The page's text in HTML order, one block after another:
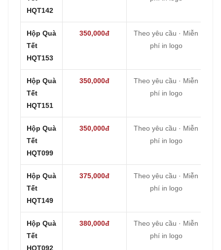
HQT142
Hộp Quà
Tết
HQT153
350,000đ
Theo yêu cầu · Miễn
phí in logo
Hộp Quà
Tết
HQT151
350,000đ
Theo yêu cầu · Miễn
phí in logo
Hộp Quà
Tết
HQT099
350,000đ
Theo yêu cầu · Miễn
phí in logo
Hộp Quà
Tết
HQT149
375,000đ
Theo yêu cầu · Miễn
phí in logo
Hộp Quà
Tết
HQT092
380,000đ
Theo yêu cầu · Miễn
phí in logo